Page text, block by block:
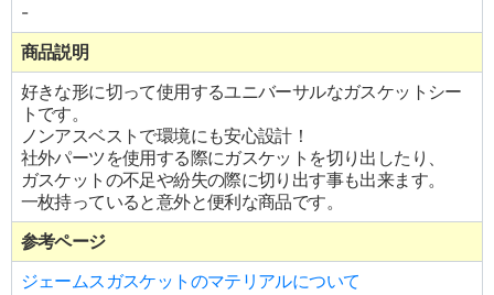
-
商品説明
好きな形に切って使用するユニバーサルなガスケットシー
トです。
ノンアスベストで環境にも安心設計！
社外パーツを使用する際にガスケットを切り出したり、
ガスケットの不足や紛失の際に切り出す事も出来ます。
一枚持っていると意外と便利な商品です。
参考ページ
ジェームスガスケットのマテリアルについて